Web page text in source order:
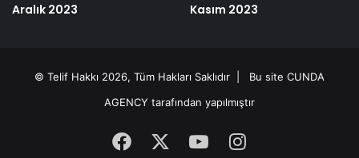
Aralık 2023
Kasım 2023
© Telif Hakkı 2026, Tüm Hakları Saklıdır | Bu site CUNDA
AGENCY tarafından yapılmıştır
FacebookYouTubeInstagram